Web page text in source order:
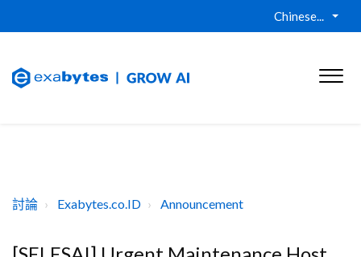
Chinese...
討論 Exabytes.co.ID Announcement